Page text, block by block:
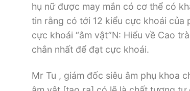
hụ nữ được may mắn có cơ thể có
tin rằng có tới 12 kiểu cực khoái của
cực khoái “âm vật”N: Hiểu về Cao
chắn nhất để đạt cực khoái.
Mr Tu , giám đốc siêu âm phụ khoa